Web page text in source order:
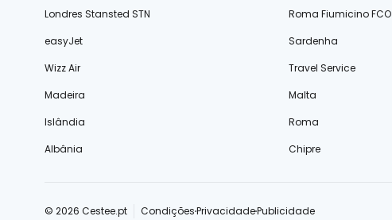
Londres Stansted STN
Roma Fiumicino FCO
easyJet
Sardenha
Wizz Air
Travel Service
Madeira
Malta
Islândia
Roma
Albânia
Chipre
© 2026 Cestee.pt CondiçõesPrivacidadePublicidade